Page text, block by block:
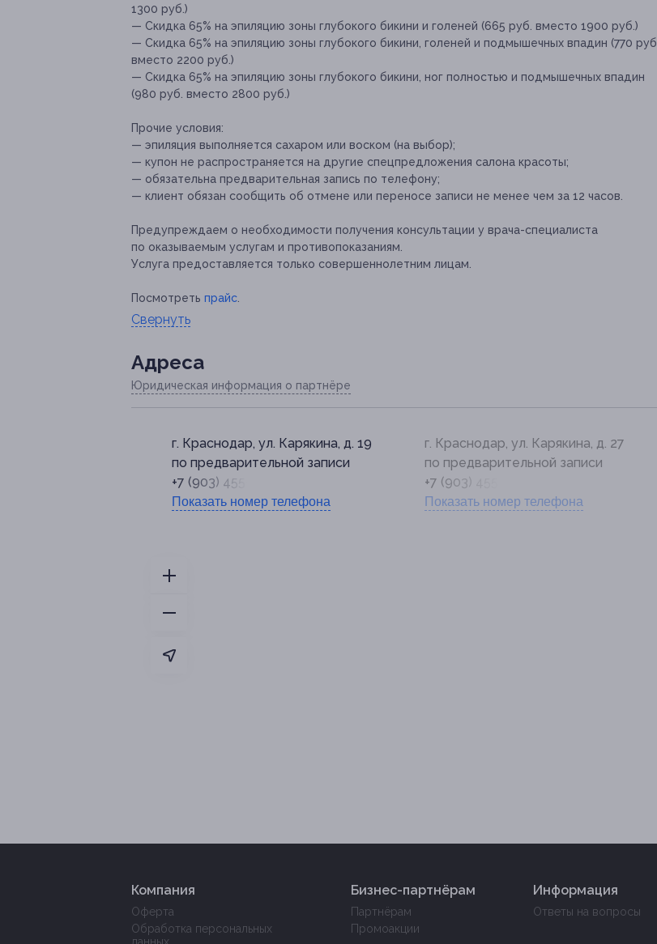
1300 руб.)
— Скидка 65% на эпиляцию зоны глубокого бикини и голеней (665 руб. вместо 1900 руб.)
— Скидка 65% на эпиляцию зоны глубокого бикини, голеней и подмышечных впадин (770 руб.
вместо 2200 руб.)
— Скидка 65% на эпиляцию зоны глубокого бикини, ног полностью и подмышечных впадин
(980 руб. вместо 2800 руб.)
Прочие условия:
— эпиляция выполняется сахаром или воском (на выбор);
— купон не распространяется на другие спецпредложения салона красоты;
— обязательна предварительная запись по телефону;
— клиент обязан сообщить об отмене или переносе записи не менее чем за 12 часов.
Предупреждаем о необходимости получения консультации у врача-специалиста
по оказываемым услугам и противопоказаниям.
Услуга предоставляется только совершеннолетним лицам.
Посмотреть прайс
Свернуть
Адресa
Юридическая информация о партнёре
г. Краснодар, ул. Карякина, д. 19
по предварительной записи
+7 (903) 455-58-68
Показать номер телефона
г. Краснодар, ул. Карякина, д. 27
по предварительной записи
+7 (903) 455-58-68
Показать номер телефона
Компания
Оферта
Обработка персональных
Бизнес-партнёрам
Партнёрам
Промоакции
Информация
Ответы на вопросы